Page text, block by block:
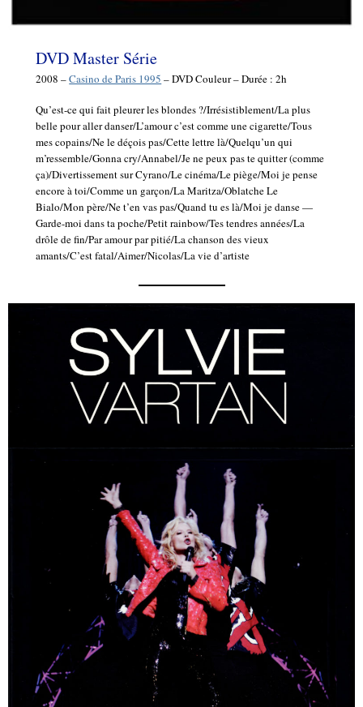
DVD Master Série
2008 –Casino de Paris 1995 – DVD Couleur – Durée : 2h
Qu’est-ce qui fait pleurer les blondes ?/Irrésistiblement/La plus
belle pour aller danser/L’amour c’est comme une cigarette/Tous
mes copains/Ne le déçois pas/Cette lettre là/Quelqu’un qui
m’ressemble/Gonna cry/Annabel/Je ne peux pas te quitter (comme
ça)/Divertissement sur Cyrano/Le cinéma/Le piège/Moi je pense
encore à toi/Comme un garçon/La Maritza/Oblatche Le
Bialo/Mon père/Ne t’en vas pas/Quand tu es là/Moi je danse —
Garde-moi dans ta poche/Petit rainbow/Tes tendres années/La
drôle de fin/Par amour par pitié/La chanson des vieux
amants/C’est fatal/Aimer/Nicolas/La vie d’artiste